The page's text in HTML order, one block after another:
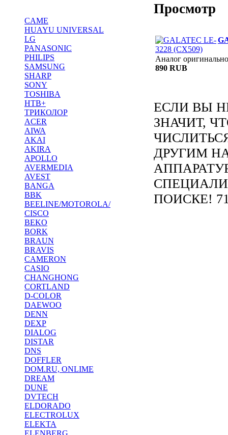
CAME
HUAYU UNIVERSAL
LG
PANASONIC
PHILIPS
SAMSUNG
SHARP
SONY
TOSHIBA
НТВ+
ТРИКОЛОР
ACER
AIWA
AKAI
AKIRA
APOLLO
AVERMEDIA
AVEST
BANGA
BBK
BEELINE/MOTOROLA/
CISCO
BEKO
BORK
BRAUN
BRAVIS
CAMERON
CASIO
CHANGHONG
CORTLAND
D-COLOR
DAEWOO
DENN
DEXP
DIALOG
DISTAR
DNS
DOFFLER
DOM.RU, ONLIME
DREAM
DUNE
DVTECH
ELDORADO
ELECTROLUX
ELEKTA
ELENBERG
Просмотр
Аналог
890 RUB
ЕСЛИ ВЫ
ЗНАЧИТ,
ДРУГИМ
ПОИСКЕ!